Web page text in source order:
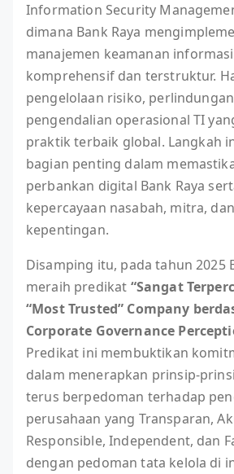
Information Security
dimana Bank Raya
manajemen keamanan
komprehensif dan terstruktur.
pengelolaan risiko,
pengendalian operasional TI
praktik terbaik global. Langkah
bagian penting dalam
perbankan digital Bank Raya
kepercayaan nasabah, mitra,
kepentingan.
Disamping itu, pada tahun 2025
meraih predikat “Sangat
“Most Trusted” Company
Corporate Governance
Predikat ini membuktikan
dalam menerapkan prinsip-
terus berpedoman terhadap
perusahaan yang Transparan,
Responsible, Independent, dan
dengan pedoman tata kelola di